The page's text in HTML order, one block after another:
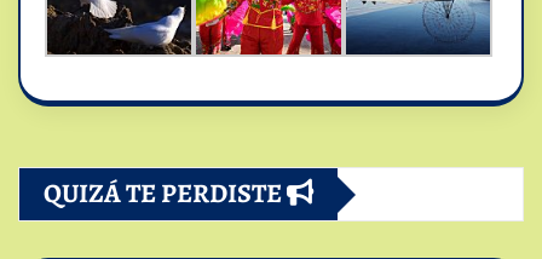
QUIZÁ TE PERDISTE